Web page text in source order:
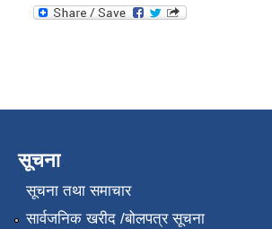
सूचना
सूचना तथा समाचार
सार्वजनिक खरीद /बोलपत्र सूचना